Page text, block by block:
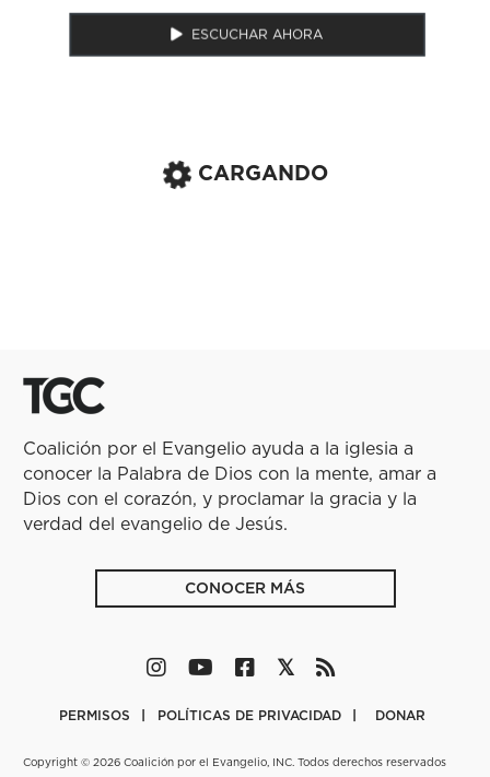
ESCUCHAR AHORA
CARGANDO
Coalición por el Evangelio ayuda a la iglesia a
conocer la Palabra de Dios con la mente, amar a
Dios con el corazón, y proclamar la gracia y la
verdad del evangelio de Jesús.
CONOCER MÁS
PERMISOS POLÍTICAS DE PRIVACIDAD DONAR
Copyright © 2026 Coalición por el Evangelio, INC. Todos derechos reservados